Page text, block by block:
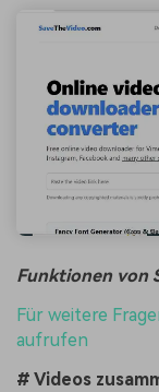
Funktionen von
Für weitere
aufrufen
# Videos